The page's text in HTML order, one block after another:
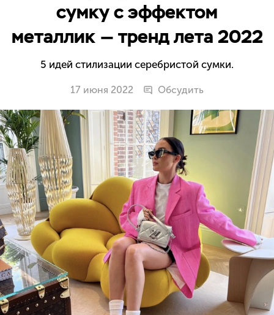
сумку с эффектом
металлик — тренд лета 2022
5 идей стилизации серебристой сумки.
17 июня 2022 Обсудить